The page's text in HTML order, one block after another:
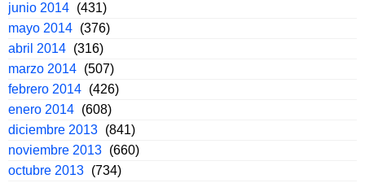
junio 2014 (431)
mayo 2014 (376)
abril 2014 (316)
marzo 2014 (507)
febrero 2014 (426)
enero 2014 (608)
diciembre 2013 (841)
noviembre 2013 (660)
octubre 2013 (734)